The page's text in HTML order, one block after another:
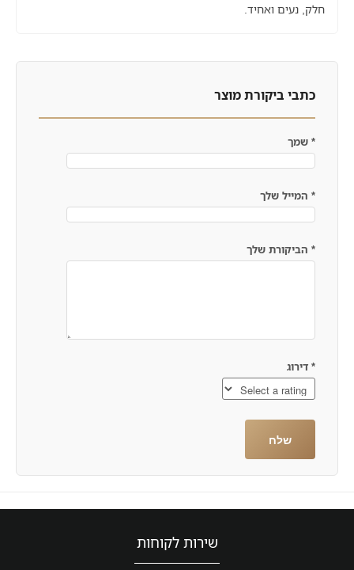
חלק, נעים ואחיד.
כתבי ביקורת מוצר
* שמך
* המייל שלך
* הביקורת שלך
* דירוג
שירות לקוחות